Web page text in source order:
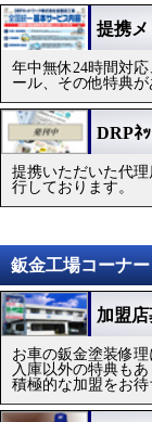
提携メ
年中無休24時間対
ール、その他特典
DRPﾈ
提携いただいた代
行しております。
鈑金工場コーナー
加盟
お車の鈑金塗装修
入庫以外の特典もあ
積極的な加盟をお待